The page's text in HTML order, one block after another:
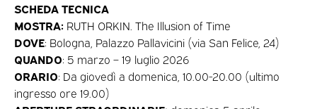
SCHEDA TECNICA
MOSTRA: RUTH ORKIN. The Illusion of Time
DOVE: Bologna, Palazzo Pallavicini (via San Felice, 24)
QUANDO: 5 marzo – 19 luglio 2026
ORARIO: Da giovedì a domenica, 10.00-20.00 (ultimo
ingresso ore 19.00)